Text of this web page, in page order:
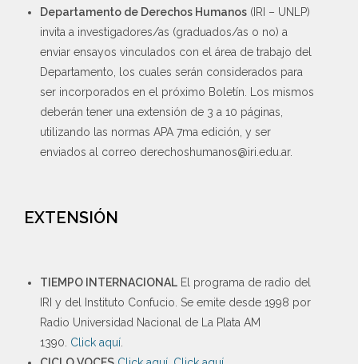
Departamento de Derechos Humanos (IRI – UNLP)
invita a investigadores/as (graduados/as o no) a
enviar ensayos vinculados con el área de trabajo del
Departamento, los cuales serán considerados para
ser incorporados en el próximo Boletín. Los mismos
deberán tener una extensión de 3 a 10 páginas,
utilizando las normas APA 7ma edición, y ser
enviados al correo derechoshumanos@iri.edu.ar.
EXTENSIÓN
TIEMPO INTERNACIONAL El programa de radio del
IRI y del Instituto Confucio. Se emite desde 1998 por
Radio Universidad Nacional de La Plata AM
1390. Click aquí